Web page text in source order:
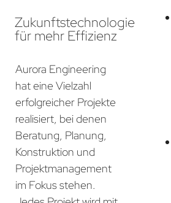
Zukunftstechnologie
für mehr Effizienz
Aurora Engineering
hat eine Vielzahl
erfolgreicher Projekte
realisiert, bei denen
Beratung, Planung,
Konstruktion und
Projektmanagement
im Fokus stehen.